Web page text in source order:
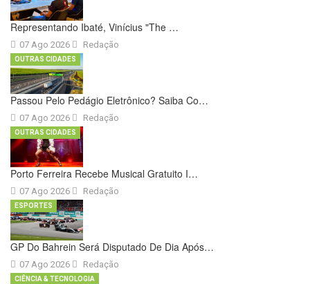
Representando Ibaté, Vinícius "The …
07 Ago 2026 Redação
Passou Pelo Pedágio Eletrônico? Saiba Co…
07 Ago 2026
OUTRAS CIDADES
Redação
Porto Ferreira Recebe Musical Gratuito I…
07 Ago 2026
OUTRAS CIDADES
Redação
GP Do Bahrein Será Disputado De Dia Após…
07 Ago 2026
ESPORTES
Redação
CIÊNCIA & TECNOLOGIA